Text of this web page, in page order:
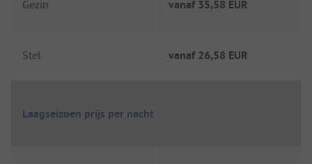
Gezin vanaf 35,58 EUR
Stel vanaf 26,58 EUR
Laagseizoen prijs per nacht